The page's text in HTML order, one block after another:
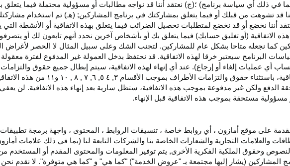
في ذلك أي سياسة برنامج) ؛(ج) نعتقد أننا قد نواجه مطالبات أو مسؤولية محتملة فيما
قد تشوهت من قبلك أو فيما يتعلق بمشاركتك في برنامج المشاركين; (هـ) تم استخدام
أننا نخضع أو قد نخضع لمتطلبات تحصيل الضرائب فيما يتعلق بهذه الاتفاقية أو الأنشطة
هذه الاتفاقية (أو تغليق حسابك) فيما يتعلق بك أو بأشخاص آخرين نحدد أنهم تابعون لك أو
كما نجعله متاحا بشكل عام للمشاركين. لتجنب الشك وعلى سبيل المثال لا الحصر لأغراض
للقسم ٥ وكما هو محدد في سياسات البرنامج سيعتبر خرقا لهذه الاتفاقية. قد نحتفظ بدخل العمولة غير المدفوع لفترة
أي عمليات إلغاء أو إرجاع). عند أي إنهاء لهذه
الاتفاقية، سيتم إبطال جميع حقوق والتزامات
باستثناء حقوق والتزامات الأطراف بموجب الأقسام ۳, ٤ ٥, ٦, ۷ , ۸ , ۱۰ و۱۱ من هذه
الدفع ولكن غير مدفوعة بموجب هذه الاتفاقية، ستظل سارية بعد إنهاء هذه الاتفاقية. لن يعفي
مستحقة بموجب هذه الاتفاقية قبل الإنهاء.
على موقع أمازون ، أي روابط خاصة ، تنسيقات الروابط ، المحتوى ، واجهة برمجة تطبيقات
والعلامات التجارية والشعارات الخاصة بنا والشركات التابعة لنا (بما في ذلك علامات
وحقوق الملكية الفكرية الأخرى, يتم توفير المعلومات والمحتوى المقدم أو المستخدم من
المشاركين (يشار إليها مجتمعة بـ "عروض الخدمة") "كما هي" و "كما هي متوفرة". لا نقدم